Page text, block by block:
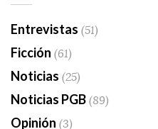
Entrevistas (51)
Ficción (61)
Noticias (25)
Noticias PGB(89)
Opinión (3)